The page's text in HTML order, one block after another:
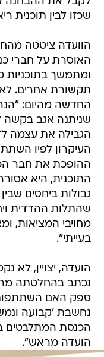
שכזו לבין תוכנית
האוסרת על חברי
ומתמשך בתוכניות
תקשורת אחרים.
החדשה מהיום:
שניתנה אגב בקשה
הגבילה את עצמה
העיקרון לפיו
ההופכת את חבר
התוכנית, היא
גבולות ביחסים
שהתלות ההדדית
מחויבי המציאות,
בעייתי".
הועדה, יצויין, לא
נכתב בהחלטתה
ספק האם השתתפות
נחשבת 'קבועה
הכנסת המתלבטים
הועדה מראש".